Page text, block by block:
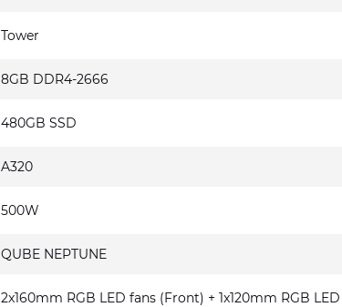
Tower
8GB DDR4-2666
480GB SSD
A320
500W
QUBE NEPTUNE
2x160mm RGB LED fans (Front) + 1x120mm RGB